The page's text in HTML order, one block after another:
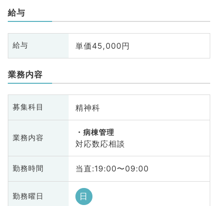
給与
給与 単価45,000円
業務内容
募集科目 精神科
業務内容
病棟管理
対応数応相談
勤務時間 当直:19:00〜09:00
勤務曜日 日